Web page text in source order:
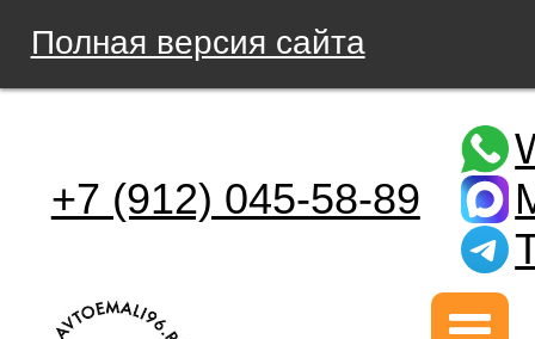
Полная версия сайта
+7 (912) 045-58-89